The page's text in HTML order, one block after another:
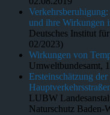
und ihre Wirkungen
Deutsches Institut
02/2023)
Wirkungen von
Umweltbundesamt,
Ersteinschätzung
LUBW
Naturschutz Baden-